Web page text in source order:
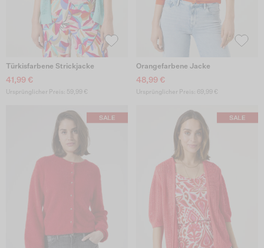
Türkisfarbene Strickjacke
41,99 €
Ursprünglicher Preis: 59,99 €
Orangefarbene Jacke
48,99 €
Ursprünglicher Preis: 69,99 €